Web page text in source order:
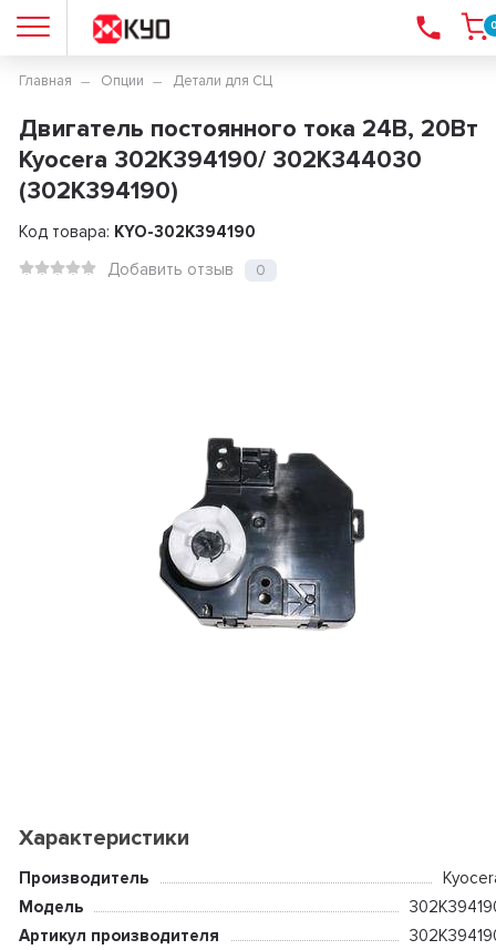
Главная Опции Детали для СЦ
Двигатель постоянного тока 24В, 20Вт
Kyocera 302K394190/ 302K344030
(302K394190)
Код товара: KYO-302K394190
Добавить отзыв
0
Характеристики
Производитель
Модель
Артикул производителя